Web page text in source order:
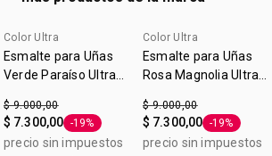
Color Ultra
Esmalte para Uñas
Verde Paraíso Ultra
$ 9.000,00
$ 7.300,00 Etiqueta -19%
-19%
precio sin impuestos
Color Ultra
Esmalte para Uñas
Rosa Magnolia Ultra
$ 9.000,00
$ 7.300,00 Etiqueta -19%
-19%
precio sin impuestos